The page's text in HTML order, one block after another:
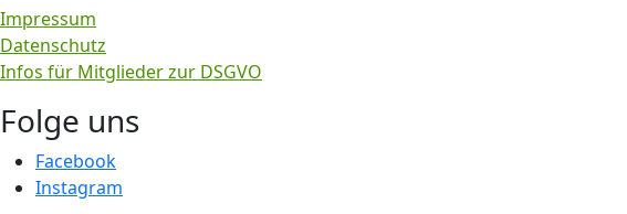
Impressum
Datenschutz
Infos für Mitglieder zur DSGVO
Folge uns
Facebook
Instagram